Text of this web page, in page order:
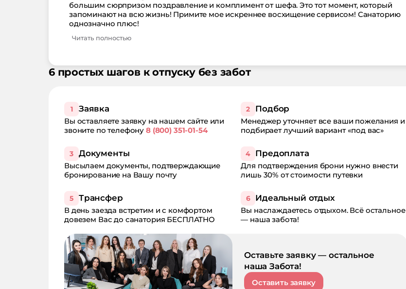
большим сюрпризом поздравление и комплимент от шефа. Это тот момент, который
запоминают на всю жизнь! Примите мое искреннее восхищение сервисом! Санаторию
однозначно плюс!
Читать полностью
6 простых шагов к отпуску без забот
1 Заявка
Вы оставляете заявку на нашем сайте или
звоните по телефону8 (800) 351-01-54
2 Подбор
Менеджер уточняет все ваши пожелания и
подбирает лучший вариант «под вас»
3 Документы
Высылаем документы, подтверждающие
бронирование на Вашу почту
4 Предоплата
Для подтверждения брони нужно внести
лишь 30% от стоимости путевки
5 Трансфер
В день заезда встретим и с комфортом
довезем Вас до санатория БЕСПЛАТНО
6 Идеальный отдых
Вы наслаждаетесь отдыхом. Всё остальное
— наша забота!
Оставьте заявку — остальное
наша Забота!
Оставить заявку